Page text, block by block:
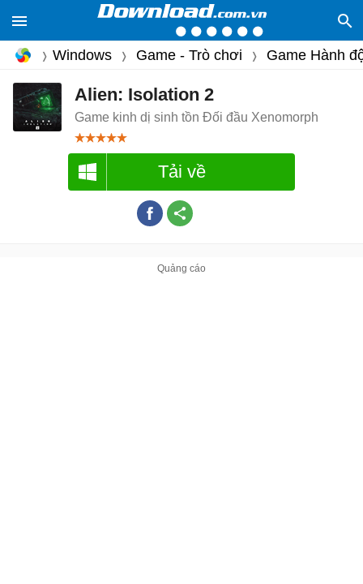
Windows Game - Trò chơi Game Hành
Alien: Isolation 2
Game kinh dị sinh tồn Đối đầu Xenomorph
Tải về